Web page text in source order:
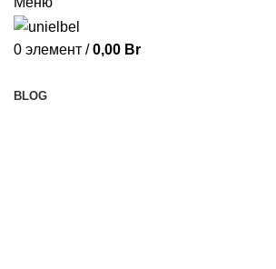
0 элемент / 0,00 Br
BLOG